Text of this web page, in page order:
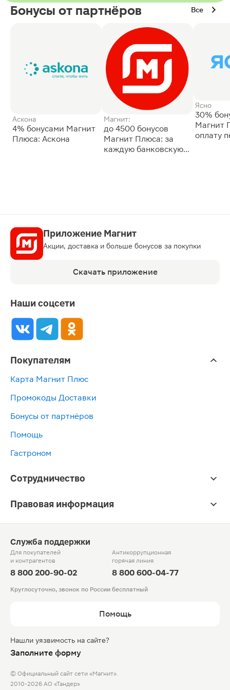
Бонусы от партнёров Все
Аскона
4% бонусами Магнит
Плюса: Аскона
Магнит:
до 4500 бонусов
Магнит Плюса: за
каждую банковскую
Ясно
30%
Магнит
оплату
Приложение Магнит
Акции, доставка и больше бонусов за покупки
Скачать приложение
Наши соцсети
Покупателям
Карта Магнит Плюс
Промокоды Доставки
Бонусы от партнёров
Помощь
Гастроном
Сотрудничество
Правовая информация
Служба поддержки
Для покупателей
и контрагентов
8 800 200-90-02
Антикоррупционная
горячая линия
8 800 600-04-77
Круглосуточно, звонок по России бесплатный
Помощь
Нашли уязвимость на сайте?
Заполните форму
© Официальный сайт сети «Магнит».
2010-2026 АО «Тандер»